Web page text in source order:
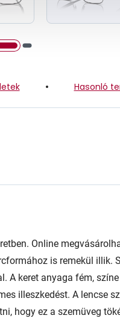
Hasonló
Online
is remekül illik.
A keret anyaga fém,
illeszkedést. A lencse
hogy ez a szemüveg